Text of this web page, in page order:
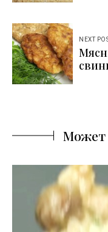
NEXT
Может